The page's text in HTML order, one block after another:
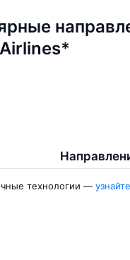
Ургенч —
технологии —